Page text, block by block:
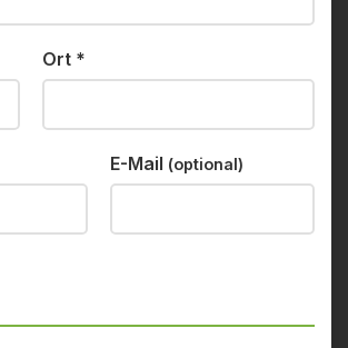
Ort *
E-Mail (optional)